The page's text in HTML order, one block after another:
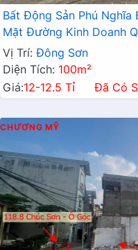
Bất Động Sản Phú
Mặt Đường Kinh Doanh
Vị Trí: Đông Sơn
Diện Tích: 100m²
Giá:12-12.5 Tỉ Đã Có
CHƯƠNG MỸ